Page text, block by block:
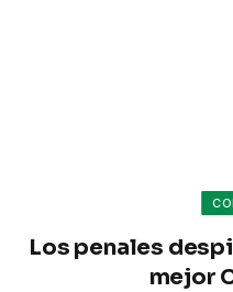
Los penales
mejor